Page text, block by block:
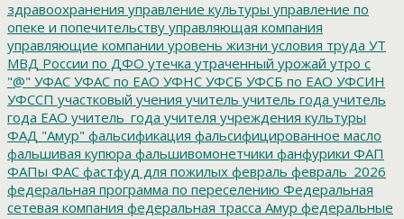
здравоохранения управление культуры управление по
опеке и попечительству управляющая компания
управляющие компании уровень жизни условия труда УТ
МВД России по ДФО утечка утраченный урожай утро с
"@" УФАС УФАС по ЕАО УФНС УФСБ УФСБ по ЕАО УФСИН
УФССП участковый учения учитель учитель года учитель
года ЕАО учитель_года учителя учреждения культуры
ФАД "Амур" фальсификация фальсифицированное масло
фальшивая купюра фальшивомонетчики фанфурики ФАП
ФАПы ФАС фастфуд для пожилых февраль февраль_2026
федеральная программа по переселению Федеральная
сетевая компания федеральная трасса Амур федеральные